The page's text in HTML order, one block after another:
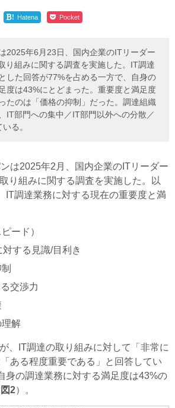
! Hatena Pocket
2025年6月23日、国内企業のITリーダー
り組みに関する調査を実施した。IT調達
した回答が77%を占める一方で、自身の
度は43%にとどまった。重要度と満足度
たのは「価格の抑制」だった。調達組織
IT部門への集中／IT部門以外への分散／
る。
は2025年2月、国内企業のITリーダー
り組みに関する調査を実施した。以
IT調達業務に対する現在の重要度と満
ード）
対する見識/目利き
交渉力
解
、IT調達の取り組みに対して「非常に
ある程度重要である」と回答してい
身の調達業務に対する満足度は43%の
図2）。